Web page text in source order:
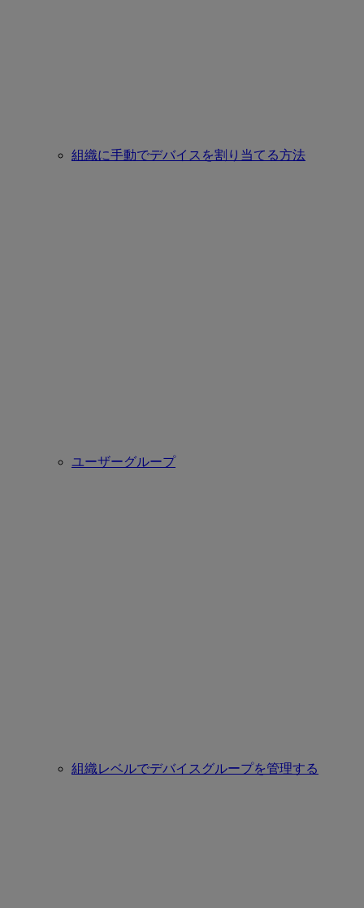
組織に手動でデバイスを割り当てる方法
ユーザーグループ
組織レベルでデバイスグループを管理する